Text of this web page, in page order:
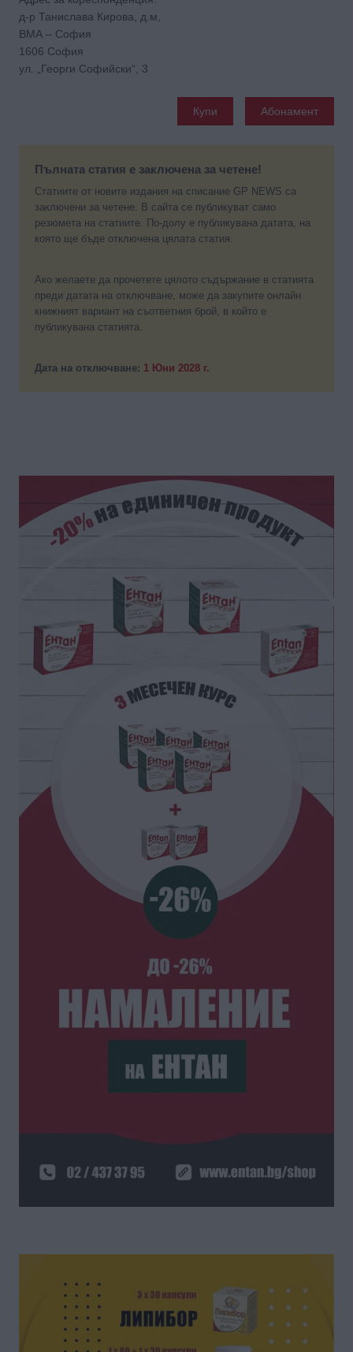
д-р Танислава Кирова, д.м,
ВМА – София
1606 София
ул. „Георги Софийски“, 3
Купи Абонамент
Пълната статия е заключена за четене!
Статиите от новите издания на списание GP NEWS са
заключени за четене. В сайта се публикуват само
резюмета на статиите. По-долу е публикувана датата, на
която ще бъде отключена цялата статия.
Ако желаете да прочетете цялото съдържание в статията
преди датата на отключване, може да закупите онлайн
книжният вариант на съответния брой, в който е
публикувана статията.
Дата на отключване: 1 Юни 2028 г.